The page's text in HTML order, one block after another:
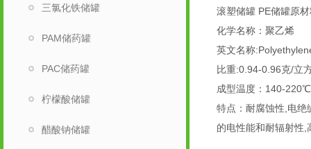
三氯化铁储罐
PAM储药罐
PAC储药罐
柠檬酸储罐
醋酸钠储罐
滚塑储罐 PE储罐原
化学名称：聚乙
英文名称
比重:0.94-0.96克/
成型温度：140-220℃
特点：耐腐蚀性,电绝
的电性能和耐辐射性